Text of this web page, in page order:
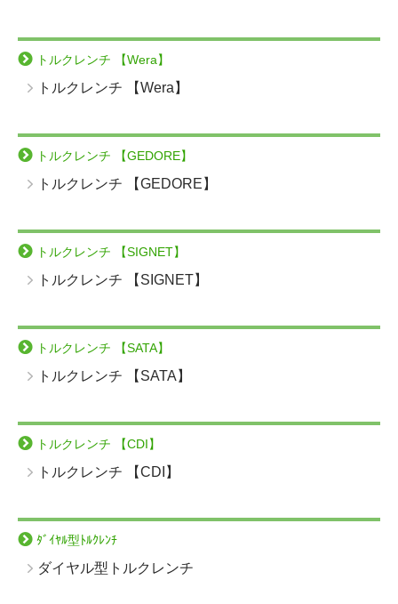
トルクレンチ 【Wera】
トルクレンチ 【Wera】
トルクレンチ 【GEDORE】
トルクレンチ 【GEDORE】
トルクレンチ 【SIGNET】
トルクレンチ 【SIGNET】
トルクレンチ 【SATA】
トルクレンチ 【SATA】
トルクレンチ 【CDI】
トルクレンチ 【CDI】
ﾀﾞｲﾔﾙ型ﾄﾙｸﾚﾝﾁ
ダイヤル型トルクレンチ